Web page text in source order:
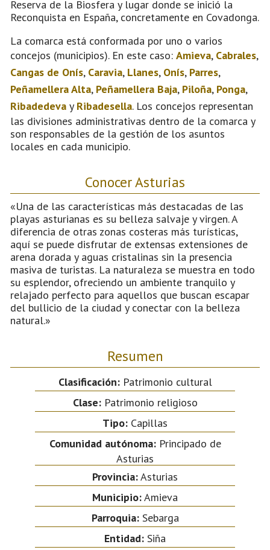
Reserva de la Biosfera y lugar donde se inició la
Reconquista en España, concretamente en Covadonga.
La comarca está conformada por uno o varios
concejos (municipios). En este caso: Amieva, Cabrales,
Cangas de Onís, Caravia, Llanes, Onís, Parres,
Peñamellera Alta, Peñamellera Baja, Piloña, Ponga,
Ribadedeva y Ribadesella. Los concejos representan
las divisiones administrativas dentro de la comarca y
son responsables de la gestión de los asuntos
locales en cada municipio.
Conocer Asturias
«Una de las características más destacadas de las
playas asturianas es su belleza salvaje y virgen. A
diferencia de otras zonas costeras más turísticas,
aquí se puede disfrutar de extensas extensiones de
arena dorada y aguas cristalinas sin la presencia
masiva de turistas. La naturaleza se muestra en todo
su esplendor, ofreciendo un ambiente tranquilo y
relajado perfecto para aquellos que buscan escapar
del bullicio de la ciudad y conectar con la belleza
natural.»
Resumen
Clasificación:Patrimonio cultural
Clase:Patrimonio religioso
Tipo: Capillas
Comunidad autónoma:Principado de
Asturias
Provincia:Asturias
Municipio:Amieva
Parroquia:Sebarga
Entidad: Siña